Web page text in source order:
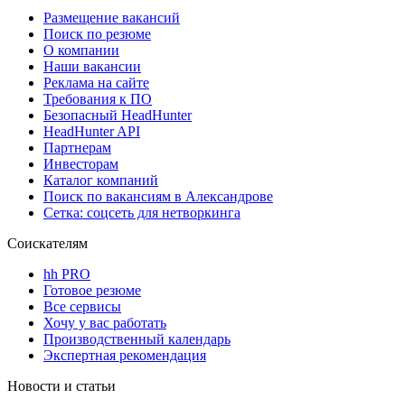
Размещение вакансий
Поиск по резюме
О компании
Наши вакансии
Реклама на сайте
Требования к ПО
Безопасный HeadHunter
HeadHunter API
Партнерам
Инвесторам
Каталог компаний
Поиск по вакансиям в Александрове
Сетка: соцсеть для нетворкинга
Соискателям
hh PRO
Готовое резюме
Все сервисы
Хочу у вас работать
Производственный календарь
Экспертная рекомендация
Новости и статьи